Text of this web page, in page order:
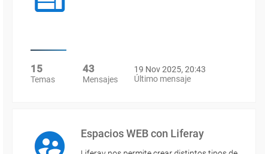
15
Temas
43
Mensajes
19 Nov 2025, 20:43
Último mensaje
Espacios WEB con Liferay